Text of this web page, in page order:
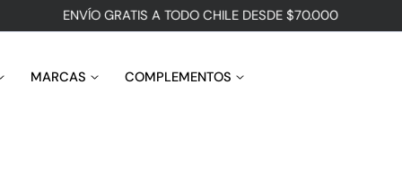
ENVÍO GRATIS A TODO CHILE DESDE $70.000
MARCAS COMPLEMENTOS